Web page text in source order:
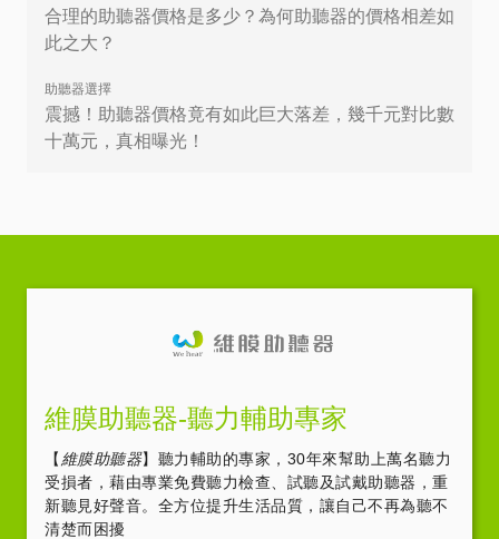
合理的助聽器價格是多少？為何助聽器的價格相差如
此之大？
助聽器選擇
震撼！助聽器價格竟有如此巨大落差，幾千元對比數
十萬元，真相曝光！
維膜助聽器-聽力輔助專家
【 維膜助聽器】聽力輔助的專家，30年來幫助上萬名聽力
受損者，藉由專業免費聽力檢查、試聽及試戴助聽器，重
新聽見好聲音。全方位提升生活品質，讓自己不再為聽不
清楚而困擾